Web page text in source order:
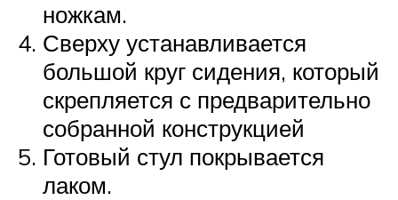
ножкам.
Сверху устанавливается
большой круг сидения, который
скрепляется с предварительно
собранной конструкцией
Готовый стул покрывается
лаком.